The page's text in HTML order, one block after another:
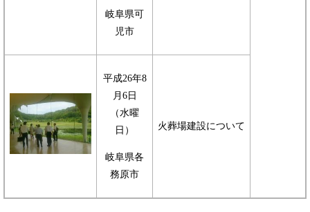
岐阜県可
児市
平成26年8
月6日
（水曜
日）
岐阜県各
務原市
火葬場建設について